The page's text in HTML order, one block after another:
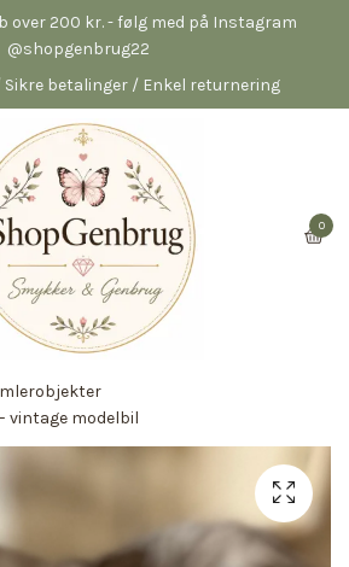
over 200 kr. - følg med på Instagram
@shopgenbrug22
Sikre betalinger / Enkel returnering
0
vintage modelbil